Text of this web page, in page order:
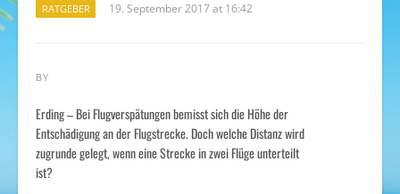
RATGEBER 19. September 2017 at 16:42
BY
Erding – Bei Flugverspätungen bemisst sich die Höhe der
Entschädigung an der Flugstrecke. Doch welche Distanz wird
zugrunde gelegt, wenn eine Strecke in zwei Flüge unterteilt
ist?